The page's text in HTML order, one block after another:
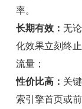
率。
长期有效：无
化效果立刻终
流量；
性价比高： 关
索引擎首页或